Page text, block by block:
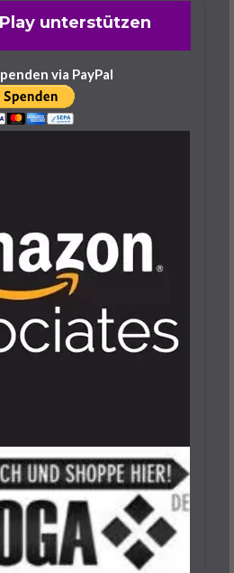
Spotsunterstützen
via PayPal